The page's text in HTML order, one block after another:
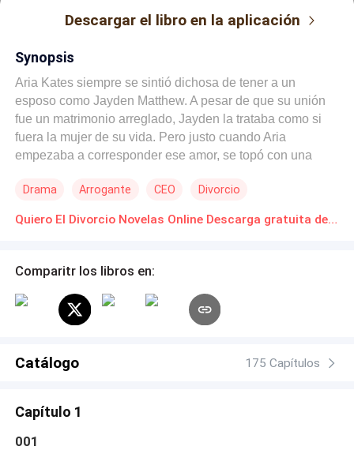
Descargar el libro en la aplicación
Synopsis
Aria Kates siempre se sintió dichosa de tener a un
esposo como Jayden Matthew. A pesar de que su unión
fue un matrimonio arreglado, Jayden la trataba como si
fuera la mujer de su vida. Pero justo cuando Aria
empezaba a corresponder ese amor, se topó con una
íntegro y fiel, resultó tener una amante. Peor aún,
desde mucho antes de casarse. Aria los sorprendió
quedó completamente devastada; su confianza había
sido traicionada por la persona que amaba. -¡Dame el
divorcio! -exclamó Aria, secándose las lágrimas que no
dejaban de caer. -¿Divorcio? -Jayden esbozó una sonrisa
sentenció, clavándole una mirada gélida. -¿Qué? -Te
quedarás a mi lado hasta que logre todos mis objetivos.
también estaba siendo utilizada.
Drama Arrogante CEO Divorcio
Quiero El Divorcio Novelas Online Descarga gratuita de PDF
Comparitr los libros en:
Catálogo 175 Capítulos
Capítulo 1
001